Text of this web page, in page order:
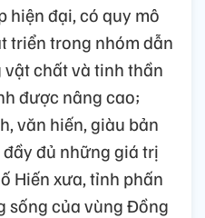
hiện đại, có quy mô
triển trong nhóm dẫn
chất và tinh thần
được nâng cao;
văn hiến, giàu bản
đủ những giá trị
Hiến xưa, tỉnh phấn
sống của vùng Đồng